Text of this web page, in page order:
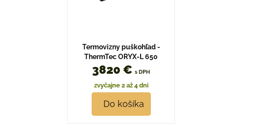
Termovizny puškohľad -
ThermTec ORYX-L 650
3820 € s DPH
zvyčajne 2 až 4 dni
Do košíka